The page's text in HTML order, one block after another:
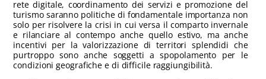
rete digitale, coordinamento dei servizi e promozione del
turismo saranno politiche di fondamentale importanza non
solo per risolvere la crisi in cui versa il comparto invernale
e rilanciare al contempo anche quello estivo, ma anche
incentivi per la valorizzazione di territori splendidi che
purtroppo sono anche soggetti a spopolamento per le
condizioni geografiche e di difficile raggiungibilità.